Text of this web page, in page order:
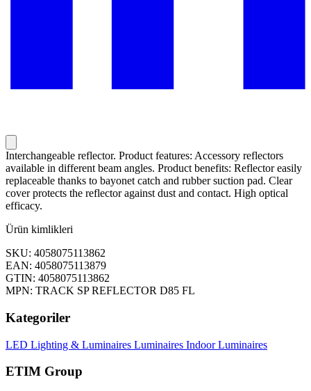
Interchangeable reflector. Product features: Accessory reflectors
available in different beam angles. Product benefits: Reflector easily
replaceable thanks to bayonet catch and rubber suction pad. Clear
cover protects the reflector against dust and contact. High optical
efficacy.
Ürün kimlikleri
SKU: 4058075113862
EAN: 4058075113879
GTIN: 4058075113862
MPN: TRACK SP REFLECTOR D85 FL
Kategoriler
LED Lighting & Luminaires Luminaires Indoor Luminaires
ETIM Group